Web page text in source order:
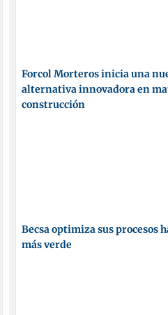
Forcol Morteros inicia una
alternativa innovadora en
construcción
Becsa optimiza sus procesos
más verde